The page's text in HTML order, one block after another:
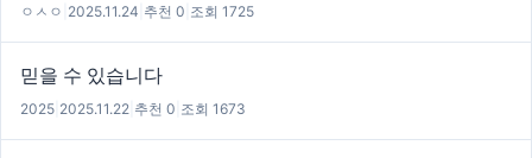
ㅇㅅㅇ 2025.11.24 추천 0 조회 1725
믿을 수 있습니다
2025 2025.11.22 추천 0 조회 1673